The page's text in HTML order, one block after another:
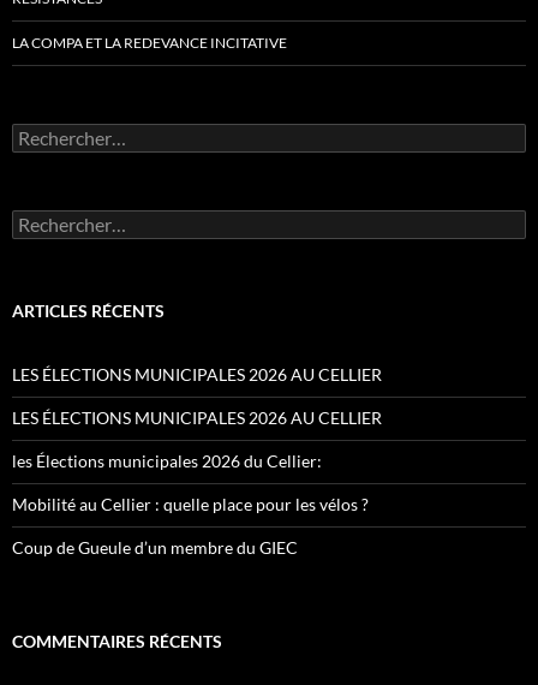
LA COMPA ET LA REDEVANCE INCITATIVE
Rechercher :
Rechercher :
ARTICLES RÉCENTS
LES ÉLECTIONS MUNICIPALES 2026 AU CELLIER
LES ÉLECTIONS MUNICIPALES 2026 AU CELLIER
les Élections municipales 2026 du Cellier:
Mobilité au Cellier : quelle place pour les vélos ?
Coup de Gueule d’un membre du GIEC
COMMENTAIRES RÉCENTS